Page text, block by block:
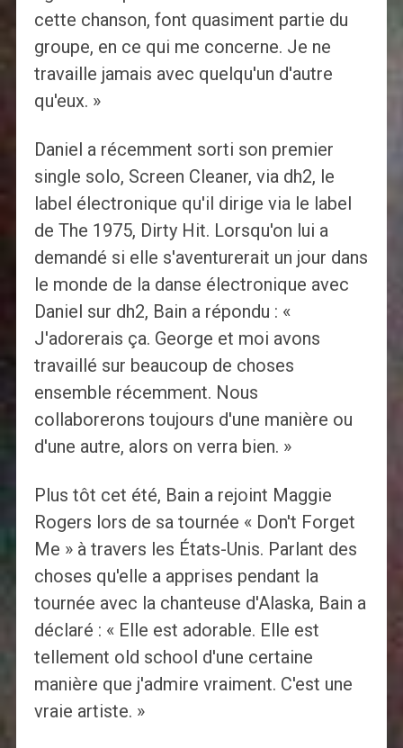
cette chanson, font quasiment partie du
groupe, en ce qui me concerne. Je ne
travaille jamais avec quelqu'un d'autre
qu'eux. »
Daniel a récemment sorti son premier
single solo, Screen Cleaner, via dh2, le
label électronique qu'il dirige via le label
de The 1975, Dirty Hit. Lorsqu'on lui a
demandé si elle s'aventurerait un jour dans
le monde de la danse électronique avec
Daniel sur dh2, Bain a répondu : «
J'adorerais ça. George et moi avons
travaillé sur beaucoup de choses
ensemble récemment. Nous
collaborerons toujours d'une manière ou
d'une autre, alors on verra bien. »
Plus tôt cet été, Bain a rejoint Maggie
Rogers lors de sa tournée « Don't Forget
Me » à travers les États-Unis. Parlant des
choses qu'elle a apprises pendant la
tournée avec la chanteuse d'Alaska, Bain a
déclaré : « Elle est adorable. Elle est
tellement old school d'une certaine
manière que j'admire vraiment. C'est une
vraie artiste. »